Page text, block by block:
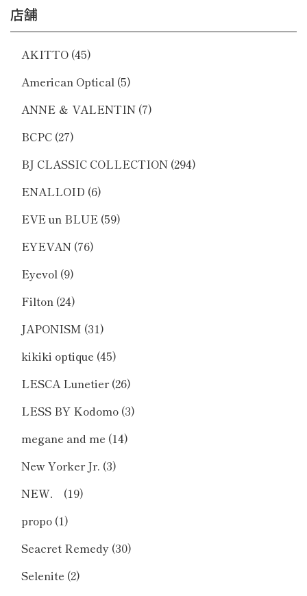
店舗
AKITTO (45)
American Optical (5)
ANNE ＆ VALENTIN (7)
BCPC (27)
BJ CLASSIC COLLECTION (294)
ENALLOID (6)
EVE un BLUE (59)
EYEVAN (76)
Eyevol (9)
Filton (24)
JAPONISM (31)
kikiki optique (45)
LESCA Lunetier(26)
LESS BY Kodomo (3)
megane and me (14)
New Yorker Jr. (3)
NEW．
(19)
propo (1)
Seacret Remedy (30)
Selenite (2)